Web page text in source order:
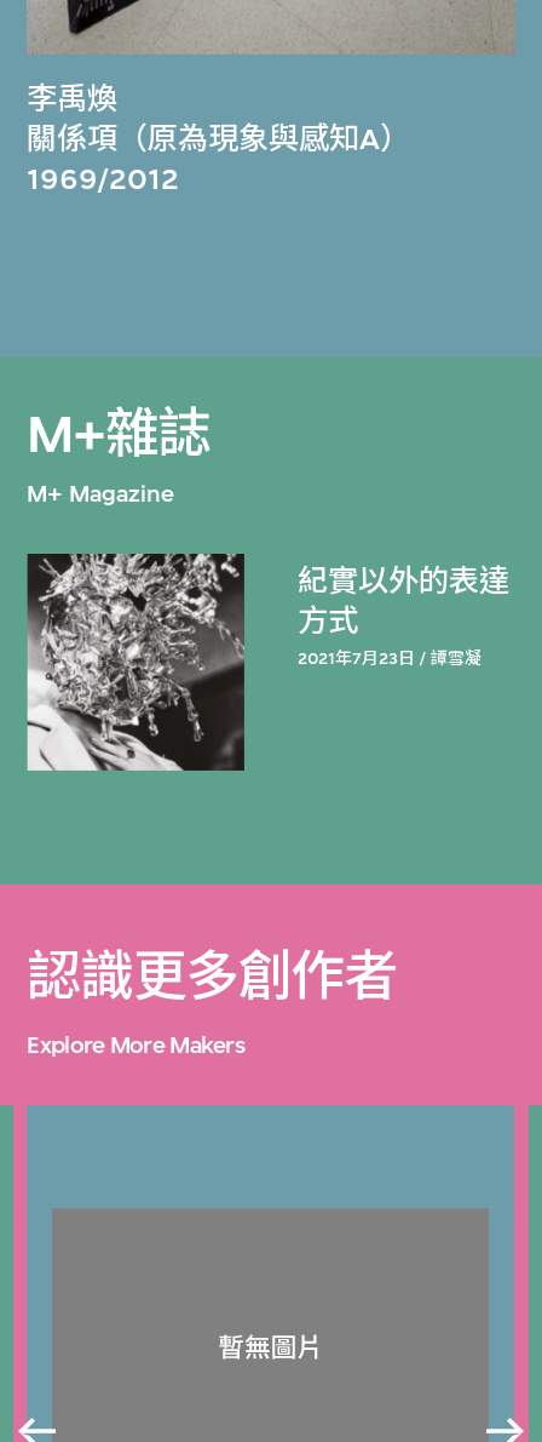
李禹煥
關係項（原為現象與感知A）
1969/2012
M+雜誌
M+ Magazine
紀實以外的表達
方式
2021年7月23日 / 譚雪凝
認識更多創作者
Explore More Makers